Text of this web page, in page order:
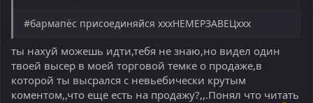
#бармапёс присоединяйся хххНЕМЕРЗАВЕЦххх
ты нахуй можешь идти,тебя не знаю,но видел один
твоей высер в моей торговой темке о продаже,в
которой ты высрался с невьебически крутым
коментом,,что еще есть на продажу?,,.Понял что читать